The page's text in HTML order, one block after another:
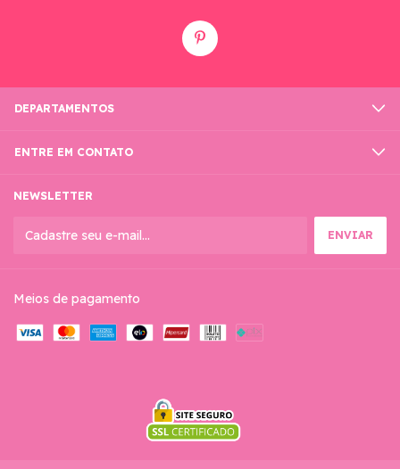
DEPARTAMENTOS
ENTRE EM CONTATO
NEWSLETTER
Meios de pagamento